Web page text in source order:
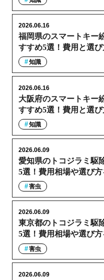
福岡県のスマートキー
すすめ5選！費用と選び
2026.06.16
知識
大阪府のスマートキー
すすめ5選！費用と選び
2026.06.16
知識
愛知県のトコジラミ駆
5選！費用相場や選び
2026.06.09
害虫
東京都のトコジラミ駆
5選！費用相場や選び
2026.06.09
害虫
2026.06.09